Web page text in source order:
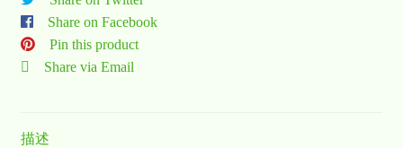
Share on Facebook
Pin this product
Share via Email
描述